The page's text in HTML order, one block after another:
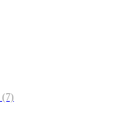
(7)